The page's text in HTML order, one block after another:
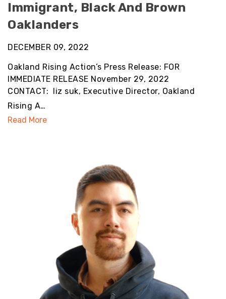
Immigrant, Black And Brown
Oaklanders
DECEMBER 09, 2022
Oakland Rising Action’s Press Release: FOR
IMMEDIATE RELEASE November 29, 2022
CONTACT: liz suk, Executive Director, Oakland
Rising A…
Read More